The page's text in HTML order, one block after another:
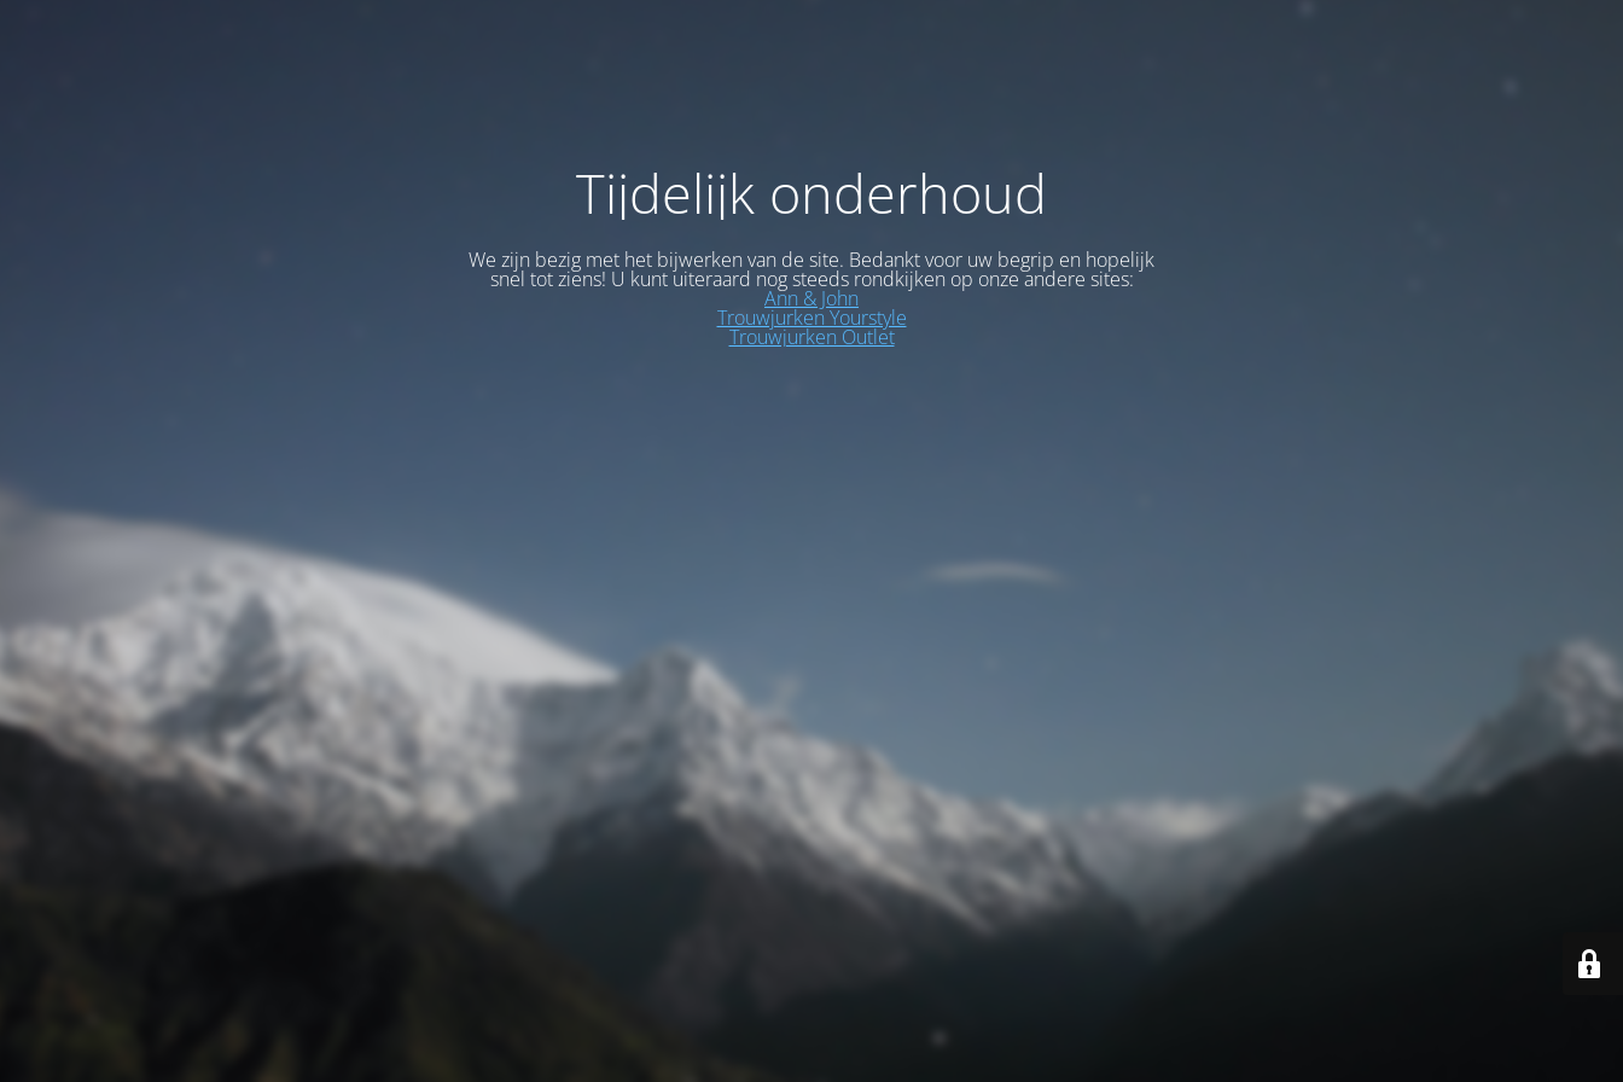
Tijdelijk onderhoud
We zijn bezig met het bijwerken van de site. Bedankt voor uw begrip en hopelijk
snel tot ziens! U kunt uiteraard nog steeds rondkijken op onze andere sites:
Ann & John
Trouwjurken Yourstyle
Trouwjurken Outlet